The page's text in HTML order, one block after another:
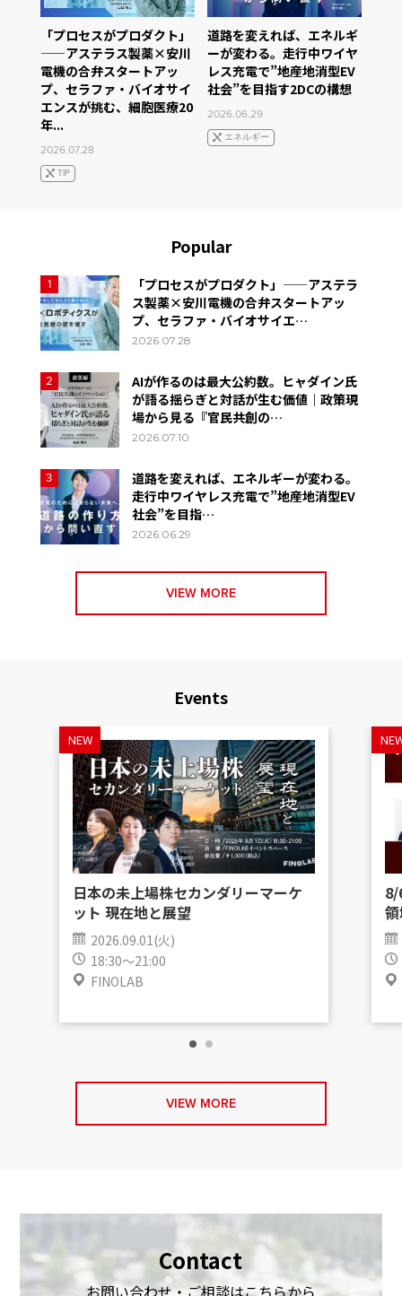
「プロセスがプロダクト」
——アステラス製薬×安川
電機の合弁スタートアッ
プ、セラファ・バイオサイ
エンスが挑む、細胞医療20
年...
2026.07.28
TIP
道路を変えれば、エネルギ
ーが変わる。走行中ワイヤ
レス充電で”地産地消型EV
社会”を目指す2DCの構想
2026.06.29
エネルギー
Popular
1
「プロセスがプロダクト」——アステラ
ス製薬×安川電機の合弁スタートアッ
プ、セラファ・バイオサイエ…
2026.07.28
2
AIが作るのは最大公約数。ヒャダイン氏
が語る揺らぎと対話が生む価値｜政策現
場から見る『官民共創の…
2026.07.10
3
道路を変えれば、エネルギーが変わる。
走行中ワイヤレス充電で”地産地消型EV
社会”を目指…
2026.06.29
VIEW MORE
Events
NEW
日本の未上場株セカンダリーマーケ
ット 現在地と展望
2026.09.01(火)
18:30～21:00
FINOLAB
8/
VIEW MORE
Contact
お問い合わせ・ご相談はこちらから